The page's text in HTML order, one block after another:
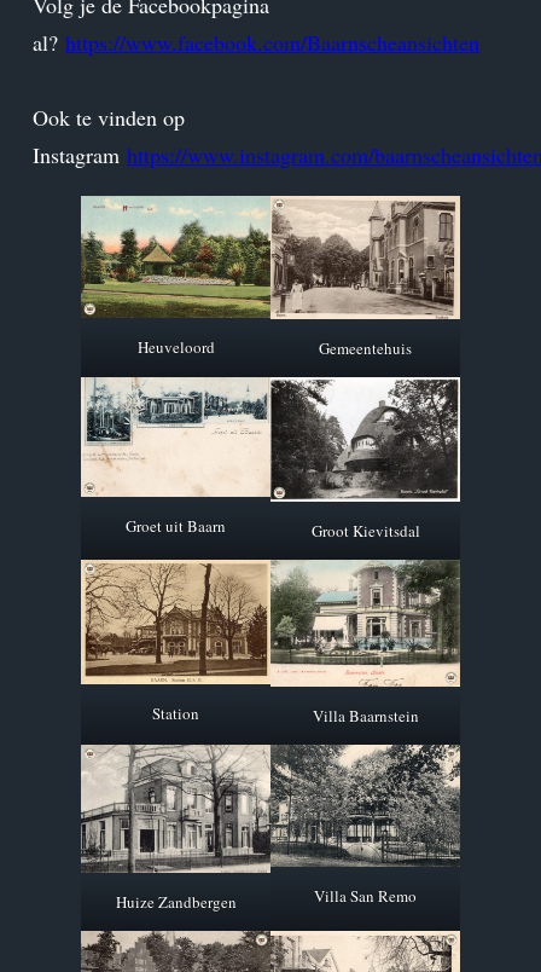
al? https://www.facebook.com/Baarnscheansichten
Ook te vinden op
Instagram https://www.instagram.com/
Heuveloord Gemeentehuis
Groet uit Baarn Groot Kievitsdal
Station Villa Baarnstein
Huize Zandbergen Villa San Remo